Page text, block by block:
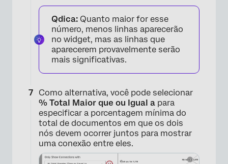
Qdica: Quanto maior for esse
número, menos linhas aparecerão
no widget, mas as linhas que
aparecerem provavelmente serão
mais significativas.
Como alternativa, você pode selecionar
% Total Maior que ou Igual a para
especificar a porcentagem mínima do
total de documentos em que os dois
nós devem ocorrer juntos para mostrar
uma conexão entre eles.